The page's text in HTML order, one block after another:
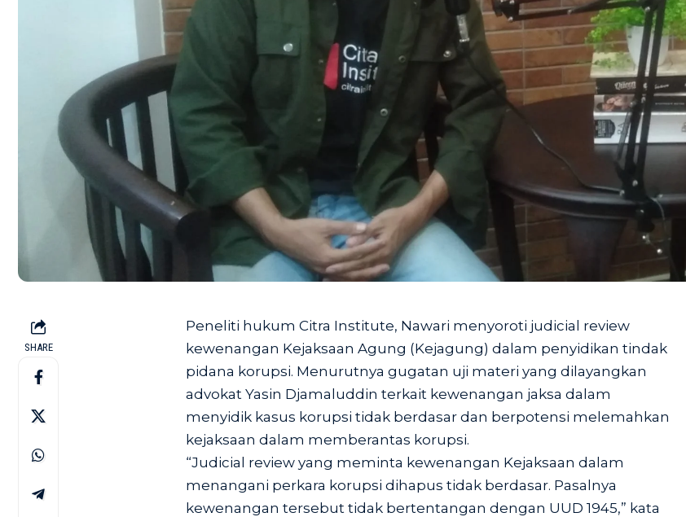
SHARE
Peneliti hukum Citra Institute, Nawari menyoroti judicial review
kewenangan Kejaksaan Agung (Kejagung) dalam penyidikan tindak
pidana korupsi. Menurutnya gugatan uji materi yang dilayangkan
advokat Yasin Djamaluddin terkait kewenangan jaksa dalam
menyidik kasus korupsi tidak berdasar dan berpotensi melemahkan
kejaksaan dalam memberantas korupsi.
“Judicial review yang meminta kewenangan Kejaksaan dalam
menangani perkara korupsi dihapus tidak berdasar. Pasalnya
kewenangan tersebut tidak bertentangan dengan UUD 1945,” kata